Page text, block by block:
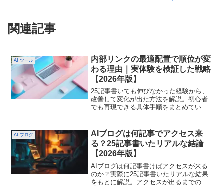
関連記事
AI ツール
内部リンクの最適配置で順位が変
わる理由｜実体験を検証した戦略
【2026年版】
25記事書いても伸びなかった経験から、
改善して変化が出た方法を解説。初心者
でも再現できる具体手順をまとめていま
設置場所やクリックされやすいリンクの
貼り方をわかりやすく紹介。内部リンク
の最適配置で順位が変わる恐ろしい理由
｜実体験を検証した戦略
AI ブログ
AIブログは何記事でアクセス来
る？25記事書いたリアルな結論
【2026年版】
AIブログは何記事書けばアクセスが来る
のか？実際に25記事書いたリアルな結果
をもとに解説。アクセスが出るまでの流